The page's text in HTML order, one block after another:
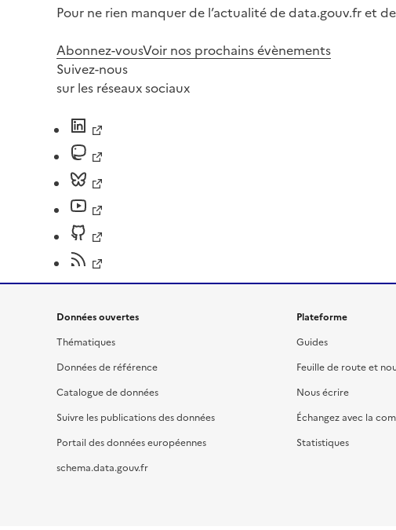
Pour ne rien manquer de l’actualité de data.gouv.fr et
Abonnez-vousVoir nos prochains évènements
Suivez-nous
sur les réseaux sociaux
Données ouvertes
Thématiques
Données de référence
Catalogue de données
Suivre les publications des données
Portail des données européennes
schema.data.gouv.fr
Plateforme
Guides
Feuille de route et
Nous écrire
Échangez avec la
Statistiques